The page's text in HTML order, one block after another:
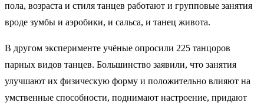
пола, возраста и стиля танцев работают и групповые занятия
вроде зумбы и аэробики, и сальса, и танец живота.
В другом эксперименте учёные опросили 225 танцоров
парных видов танцев. Большинство заявили, что занятия
улучшают их физическую форму и положительно влияют на
умственные способности, поднимают настроение, придают